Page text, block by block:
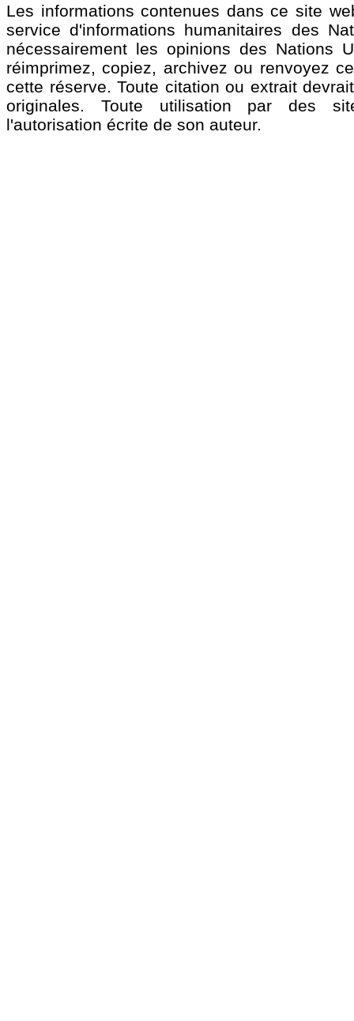
Les informations contenues dans ce site
service d'informations humanitaires des
nécessairement les opinions des Nations
réimprimez, copiez, archivez ou renvoyez
cette réserve. Toute citation ou extrait
originales. Toute utilisation par des
l'autorisation écrite de son auteur.